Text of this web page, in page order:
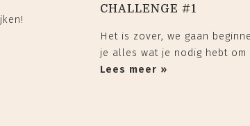
CHALLENGE #1
Het is zover, we gaan
je alles wat je nodig hebt
Lees meer »